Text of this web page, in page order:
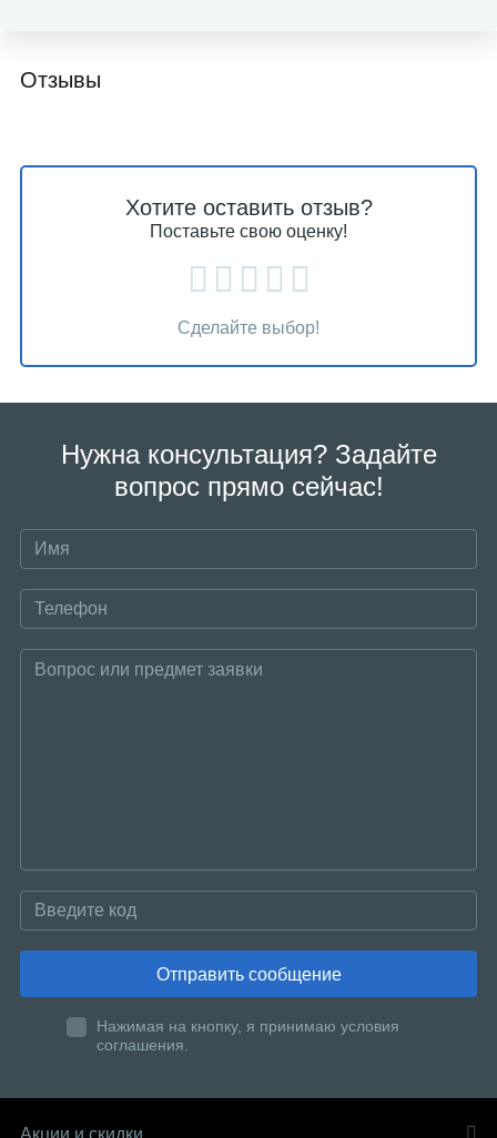
Отзывы
Хотите оставить отзыв?
Поставьте свою оценку!
Сделайте выбор!
Нужна консультация? Задайте
вопрос прямо сейчас!
Отправить сообщение
Нажимая на кнопку, я принимаю условия
соглашения.
Акции и скидки